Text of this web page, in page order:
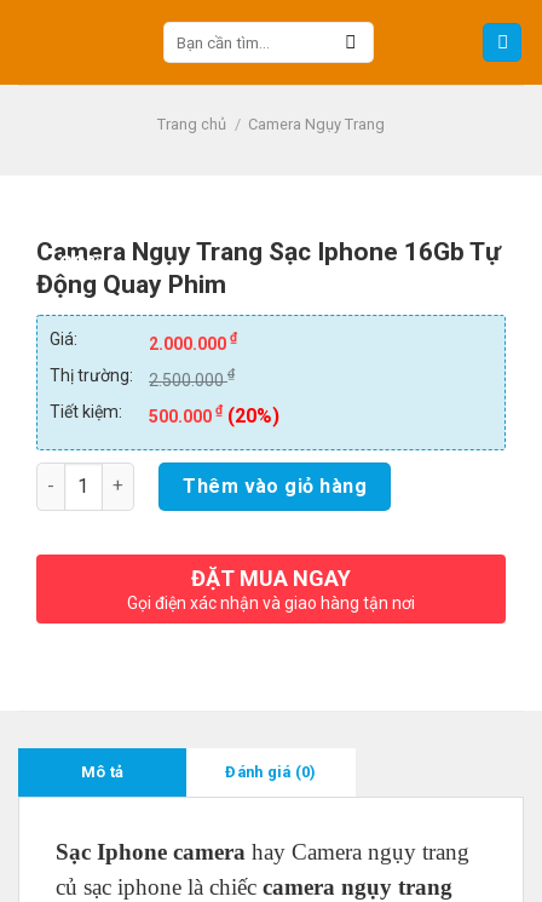
Tìm
kiếm:
Trang chủ / Camera Ngụy Trang
-20%
Camera Ngụy Trang Sạc Iphone 16Gb Tự
Động Quay Phim
Giá: 2.000.000 ₫
Thị trường: 2.500.000₫
Tiết kiệm: 500.000 ₫ (20%)
Số lượng Thêm vào giỏ hàng
ĐẶT MUA NGAY
Gọi điện xác nhận và giao hàng tận nơi
Mô tả Đánh giá (0)
Sạc Iphone camera hay Camera ngụy trang
củ sạc iphone là chiếc camera ngụy trang